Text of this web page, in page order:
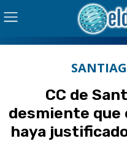
CC de
desmiente que
haya